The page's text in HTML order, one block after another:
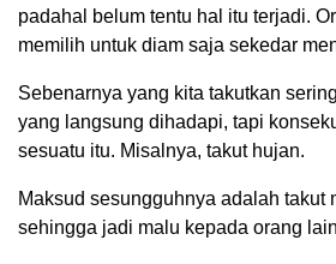
padahal belum tentu hal itu terjadi.
memilih untuk diam saja sekedar
Sebenarnya yang kita takutkan
yang langsung dihadapi, tapi
sesuatu itu. Misalnya, takut hujan.
Maksud sesungguhnya adalah takut
sehingga jadi malu kepada orang